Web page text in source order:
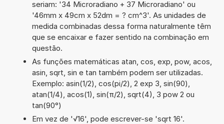
seriam: '34 Microradiano + 37 Microradiano' ou
'46mm x 49cm x 52dm = ? cm^3'. As unidades de
medida combinadas dessa forma naturalmente têm
que se encaixar e fazer sentido na combinação em
questão.
As funções matemáticas atan, cos, exp, pow, acos,
asin, sqrt, sin e tan também podem ser utilizadas.
Exemplo: asin(1/2), cos(pi/2), 2 exp 3, sin(90),
atan(1/4), acos(1), sin(π/2), sqrt(4), 3 pow 2 ou
tan(90°)
Em vez de '√16', pode escrever-se 'sqrt 16'.